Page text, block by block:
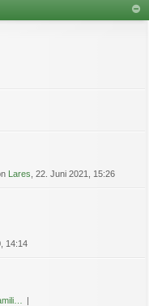
Lares , 22. Juni 2021, 15:26
14:14